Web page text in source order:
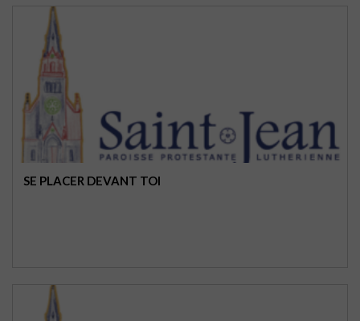
SE PLACER DEVANT TOI